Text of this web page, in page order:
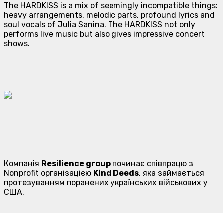
The HARDKISS is a mix of seemingly incompatible things:
heavy arrangements, melodic parts, profound lyrics and
soul vocals of Julia Sanina. The HARDKISS not only
performs live music but also gives impressive concert
shows.
Компанія Resilience group починає співпрацю з
Nonprofit організацією Kind Deeds, яка займається
протезуванням поранених українських військових у
США.